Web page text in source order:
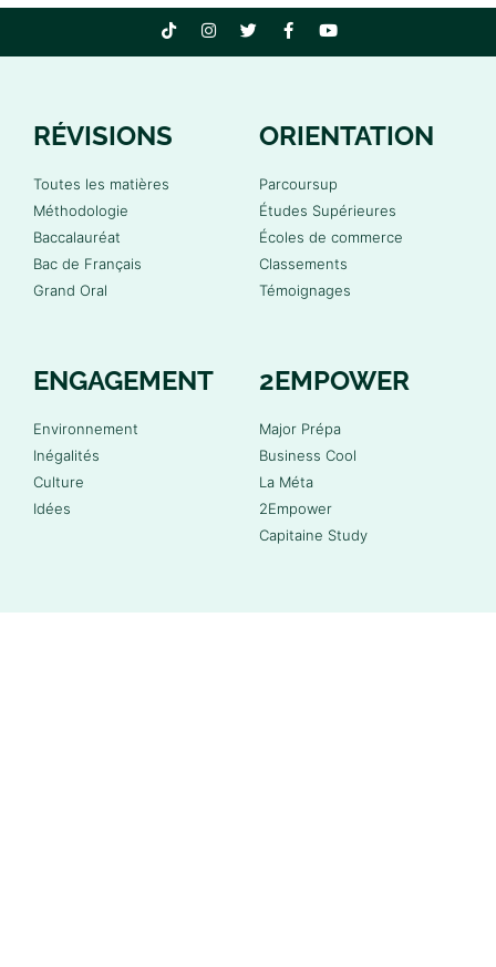
RÉVISIONS
Toutes les matières
Méthodologie
Baccalauréat
Bac de Français
Grand Oral
ORIENTATION
Parcoursup
Études Supérieures
Écoles de commerce
Classements
Témoignages
ENGAGEMENT
Environnement
Inégalités
Culture
Idées
2EMPOWER
Major Prépa
Business Cool
La Méta
2Empower
Capitaine Study